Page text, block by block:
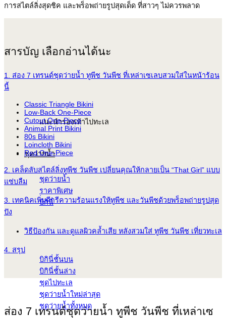
แนะนำรองเท้าไปทะเล
ชุดว่ายน้ำ
ชุดว่ายน้ำ
ราคาพิเศษ
บิกินี่
บิกินี่ชั้นบน
บิกินี่ชั้นล่าง
ชุดไปทะเล
ชุดว่ายน้ำใหม่ล่าสุด
ชุดว่ายน้ำทั้งหมด
การสไตล์ลิ่งสุดชิค และพร็อพถ่ายรูปสุดเด็ด ที่สาวๆ ไม่ควรพลาด
สารบัญ เลือกอ่านได้นะ
1. ส่อง 7 เทรนด์ชุดว่ายน้ำ ทูพีช วันพีช ที่เหล่าเซเลบสวมใส่ในหน้าร้อน
นี้
Classic Triangle Bikini
Low-Back One-Piece
Cutout One-Piece
Animal Print Bikini
80s Bikini
Loincloth Bikini
Red One-Piece
2. เคล็ดลับสไตล์ลิ่งทูพีช วันพีช เปลี่ยนคุณให้กลายเป็น “That Girl” แบบ
แซ่บลืม
3. เทคนิคเพิ่มดีกรีความร้อนแรงให้ทูพีช และวันพีชด้วยพร็อพถ่ายรูปสุด
ปัง
วิธีป้องกัน และดูแลผิวคล้ำเสีย หลังสวมใส่ ทูพีช วันพีช เที่ยวทะเล
4. สรุป
ส่อง 7 เทรนด์ชุดว่ายน้ำ ทูพีช วันพีช ที่เหล่าเซ